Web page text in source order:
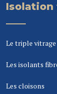
Isolation
Le triple vitrage
Les isolants
Les cloisons